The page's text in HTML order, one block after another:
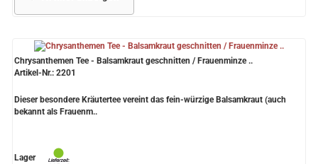
Chrysanthemen Tee - Balsamkraut geschnitten / Frauenminze ..
Artikel-Nr.: 2201
Dieser besondere Kräutertee vereint das fein-würzige Balsamkraut (auch
bekannt als Frauenm..
Lager